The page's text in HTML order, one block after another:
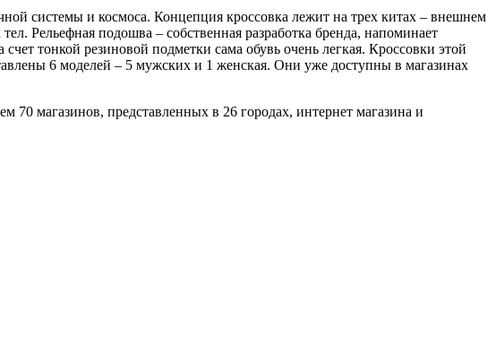
системы и космоса. Концепция кроссовка лежит на трех китах – внешнем
Рельефная подошва – собственная разработка бренда, напоминает
тонкой резиновой подметки сама обувь очень легкая. Кроссовки этой
6 моделей – 5 мужских и 1 женская. Они уже доступны в магазинах
70 магазинов, представленных в 26 городах, интернет магазина и